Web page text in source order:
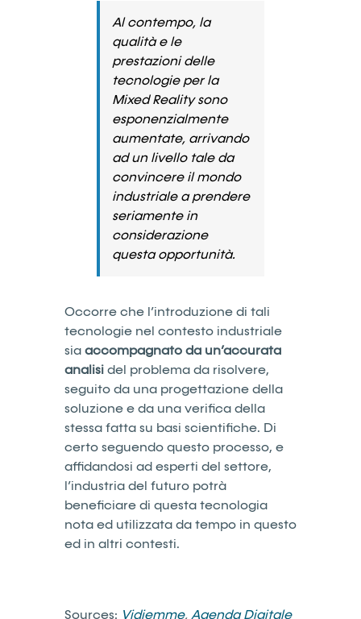
Al contempo, la
qualità e le
prestazioni delle
tecnologie per la
Mixed Reality sono
esponenzialmente
aumentate, arrivando
ad un livello tale da
convincere il mondo
industriale a prendere
seriamente in
considerazione
questa opportunità.
Occorre che l’introduzione di tali
tecnologie nel contesto industriale
sia accompagnato da un’accurata
analisi del problema da risolvere,
seguito da una progettazione della
soluzione e da una verifica della
stessa fatta su basi scientifiche. Di
certo seguendo questo processo, e
affidandosi ad esperti del settore,
l’industria del futuro potrà
beneficiare di questa tecnologia
nota ed utilizzata da tempo in questo
ed in altri contesti.
Sources: Vidiemme, Agenda Digitale